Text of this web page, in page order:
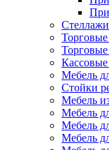
Торговые
Мебель
Стойки
Мебель
Мебель
Мебель
Мебель